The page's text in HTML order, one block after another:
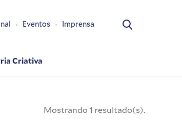
Criativa
Eventos Imprensa
Mostrando 1 resultado(s).